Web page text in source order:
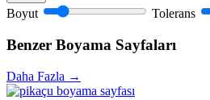
Boyut Tolerans
Benzer Boyama Sayfaları
Daha Fazla →